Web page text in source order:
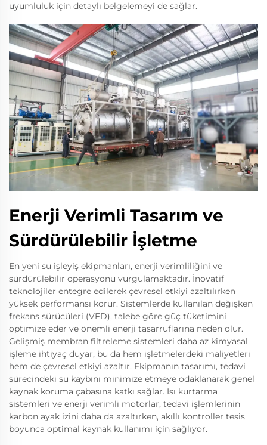
uyumluluk için detaylı belgelemeyi de sağlar.
Enerji Verimli Tasarım ve
Sürdürülebilir İşletme
En yeni su işleyiş ekipmanları, enerji verimliliğini ve
sürdürülebilir operasyonu vurgulamaktadır. İnovatif
teknolojiler entegre edilerek çevresel etkiyi azaltılırken
yüksek performansı korur. Sistemlerde kullanılan değişken
frekans sürücüleri (VFD), talebe göre güç tüketimini
optimize eder ve önemli enerji tasarruflarına neden olur.
Gelişmiş membran filtreleme sistemleri daha az kimyasal
işleme ihtiyaç duyar, bu da hem işletmelerdeki maliyetleri
hem de çevresel etkiyi azaltır. Ekipmanın tasarımı, tedavi
sürecindeki su kaybını minimize etmeye odaklanarak genel
kaynak koruma çabasına katkı sağlar. Isı kurtarma
sistemleri ve enerji verimli motorlar, tedavi işlemlerinin
karbon ayak izini daha da azaltırken, akıllı kontroller tesis
boyunca optimal kaynak kullanımı için sağlıyor.